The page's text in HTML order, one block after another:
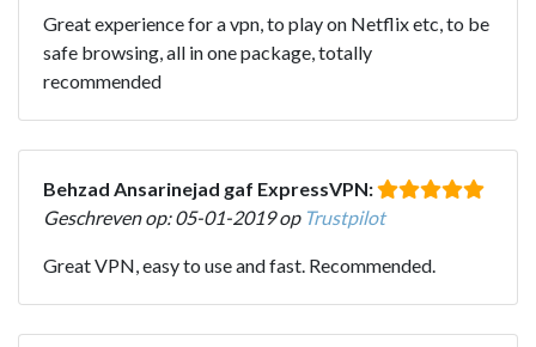
Great experience for a vpn, to play on Netflix etc, to be
safe browsing, all in one package, totally
recommended
Behzad Ansarinejad gaf ExpressVPN:
Geschreven op: 05-01-2019 op Trustpilot
Great VPN, easy to use and fast. Recommended.